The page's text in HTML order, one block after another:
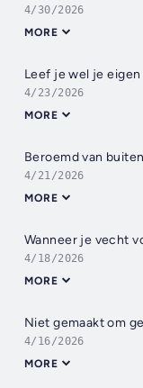
4/30/2026
MORE
Leef je wel je
4/23/2026
MORE
Beroemd van
4/21/2026
MORE
Wanneer je vecht
4/18/2026
MORE
Niet gemaakt om
4/16/2026
MORE